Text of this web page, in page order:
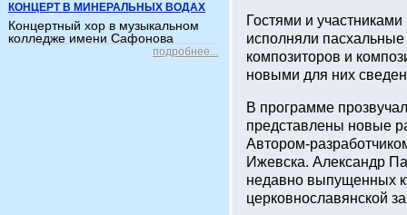
КОНЦЕРТ В МИНЕРАЛЬНЫХ ВОДАХ
Концертный хор в музыкальном
колледже имени Сафонова
подробнее...
Гостями и
исполняли
композиторов и
новыми для них
В программе
представлены новые
Автором-
Ижевска. Александр
недавно выпущенных
церковнославянской